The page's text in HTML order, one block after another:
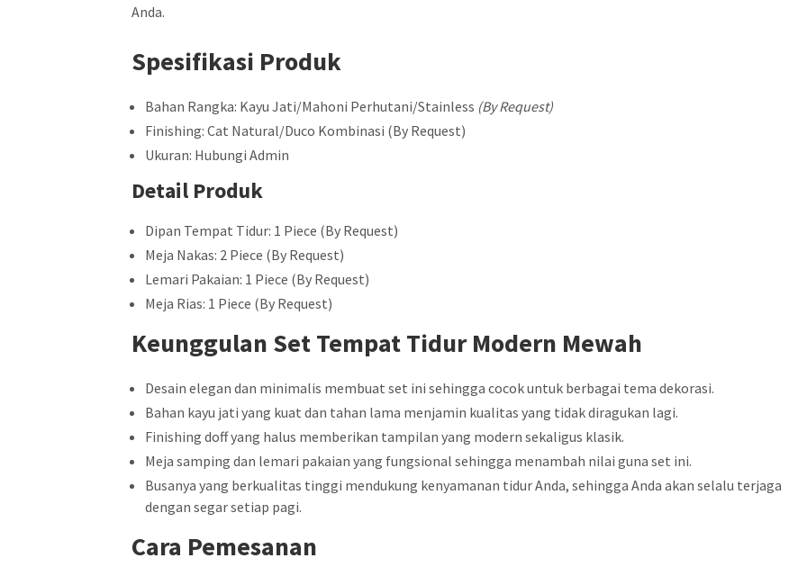
Anda.
Spesifikasi Produk
Bahan Rangka: Kayu Jati/Mahoni Perhutani/Stainless (By Request)
Finishing: Cat Natural/Duco Kombinasi (By Request)
Ukuran: Hubungi Admin
Detail Produk
Dipan Tempat Tidur: 1 Piece (By Request)
Meja Nakas: 2 Piece (By Request)
Lemari Pakaian: 1 Piece (By Request)
Meja Rias: 1 Piece (By Request)
Keunggulan Set Tempat Tidur Modern Mewah
Desain elegan dan minimalis membuat set ini sehingga cocok untuk berbagai tema dekorasi.
Bahan kayu jati yang kuat dan tahan lama menjamin kualitas yang tidak diragukan lagi.
Finishing doff yang halus memberikan tampilan yang modern sekaligus klasik.
Meja samping dan lemari pakaian yang fungsional sehingga menambah nilai guna set ini.
Busanya yang berkualitas tinggi mendukung kenyamanan tidur Anda, sehingga Anda akan selalu terjaga
dengan segar setiap pagi.
Cara Pemesanan